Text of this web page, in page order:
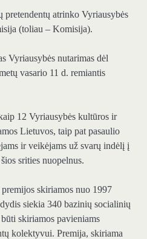
pretendentų atrinko Vyriausybės
(toliau – Komisija).
Vyriausybės nutarimas dėl
vasario 11 d. remiantis
12 Vyriausybės kultūros ir
Lietuvos, taip pat pasaulio
ir veikėjams už svarų indėlį į
srities nuopelnus.
skiriamos nuo 1997
siekia 340 bazinių socialinių
skiriamos pavieniams
kolektyvui. Premija, skiriama